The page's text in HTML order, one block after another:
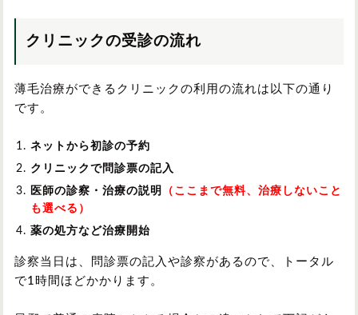
関西
九州/沖縄
クリニックの受診の流れ
薄毛治療ができるクリニックの利用の流れは以下の通り
です。
ネットから初診の予約
クリニックで問診票の記入
医師の診察・治療の説明
（ここまで無料、治療しないこと
も選べる）
薬の処方など治療開始
診察当日は、問診票の記入や診察があるので、トータル
で1時間ほどかかります。